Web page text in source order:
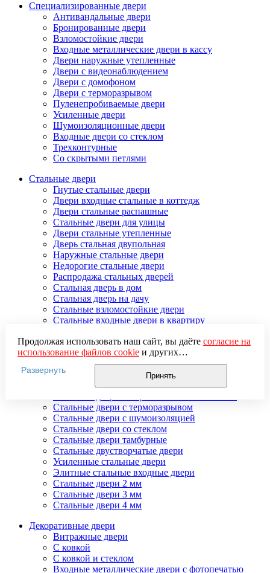
Специализированные двери
Антивандальные двери
Бронированные двери
Взломостойкие двери
Входные металлические двери в кассу
Двери наружные утепленные
Двери с видеонаблюдением
Двери с домофоном
Двери с терморазрывом
Пуленепробиваемые двери
Усиленные двери
Шумоизоляционные двери
Входные двери со стеклом
Трехконтурные
Со скрытыми петлями
Стальные двери
Гнутые стальные двери
Двери входные стальные в коттедж
Двери стальные распашные
Стальные двери для улицы
Двери стальные утепленные
Дверь стальная двупольная
Наружные стальные двери
Недорогие стальные двери
Распродажа стальных дверей
Стальная дверь в дом
Стальная дверь на дачу
Стальные взломостойкие двери
Стальные входные двери в квартиру
Стальные двери внутреннего открывания
Стальные двери массив
Стальные двери мдф
Стальные двери с зеркалом
Стальные двери с ковкой
Стальные двери с терморазрывом
Стальные двери с шумоизоляцией
Стальные двери со стеклом
Стальные двери тамбурные
Стальные двустворчатые двери
Усиленные стальные двери
Элитные стальные входные двери
Стальные двери 2 мм
Стальные двери 3 мм
Стальные двери 4 мм
Декоративные двери
Витражные двери
С ковкой
С ковкой и стеклом
Входные металлические двери с фотопечатью
Продолжая использовать наш сайт, вы даёте согласие на
использование файлов cookieи других
пользовательских данных (включая IP-адрес, сведения о
местоположении, устройстве, действиях на сайте и т. п.)
для функционирования сайта, проведения
использования систем аналитики (например,
Яндекс.Метрика), в соответствии с нашейПолитикой
обработки персональных данных.
Если вы не хотите, чтобы ваши данные обрабатывались,
настройте ограничения в браузере или покиньте сайт.
Развернуть
Принять